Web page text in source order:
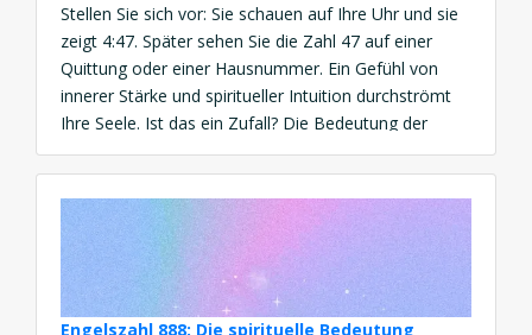
Stellen Sie sich vor: Sie schauen auf Ihre Uhr und sie
zeigt 4:47. Später sehen Sie die Zahl 47 auf einer
Quittung oder einer Hausnummer. Ein Gefühl von
innerer Stärke und spiritueller Intuition durchströmt
Ihre Seele. Ist das ein Zufall? Die Bedeutung der
Engelszahl 47 ist eine kraftvolle Botschaft von
Stabilität, spirituellem Erwachen und göttlicher […]
Engelszahl 888: Die spirituelle Bedeutung